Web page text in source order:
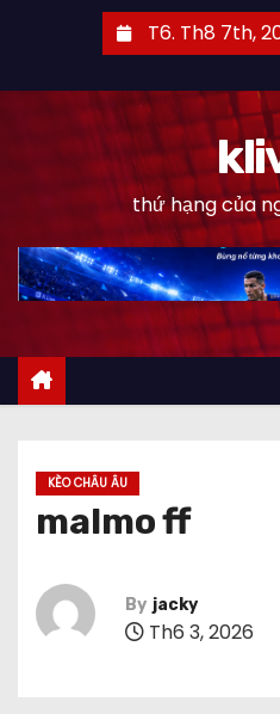
T6. Th8 7th,
thứ hạng của
KÈO CHÂU ÂU
malmo ff
By jacky
Th6 3, 2026